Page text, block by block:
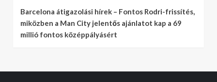
Barcelona átigazolási hírek – Fontos Rodri-frissítés,
miközben a Man City jelentős ajánlatot kap a 69
millió fontos középpályásért